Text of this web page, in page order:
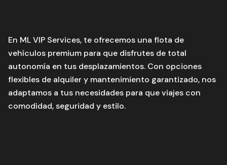
En ML VIP Services, te ofrecemos una flota de
vehículos premium para que disfrutes de total
autonomía en tus desplazamientos. Con opciones
flexibles de alquiler y mantenimiento garantizado, nos
adaptamos a tus necesidades para que viajes con
comodidad, seguridad y estilo.